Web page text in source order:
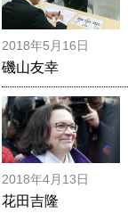
2018年5月16日
磯山友幸
2018年4月13日
花田吉隆